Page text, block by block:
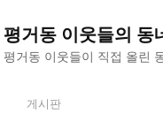
평거동 이웃들의 동
평거동 이웃들이 직접 올린
게시판